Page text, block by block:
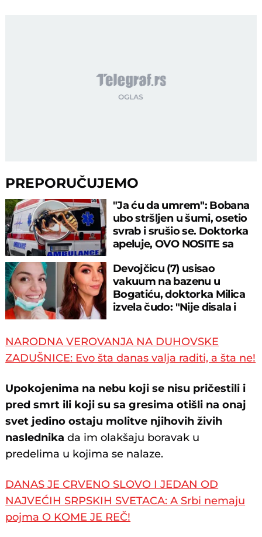
PREPORUČUJEMO
"Ja ću da umrem": Bobana
ubo stršljen u šumi, osetio
svrab i srušio se. Doktorka
apeluje, OVO NOSITE sa
Devojčicu (7) usisao
vakuum na bazenu u
Bogatiću, doktorka Milica
izvela čudo: "Nije disala i
NARODNA VEROVANJA NA DUHOVSKE
ZADUŠNICE: Evo šta danas valja raditi, a šta ne!
Upokojenima na nebu koji se nisu pričestili i
pred smrt ili koji su sa gresima otišli na onaj
svet jedino ostaju molitve njihovih živih
naslednika da im olakšaju boravak u
predelima u kojima se nalaze.
DANAS JE CRVENO SLOVO I JEDAN OD
NAJVEĆIH SRPSKIH SVETACA: A Srbi nemaju
pojma O KOME JE REČ!